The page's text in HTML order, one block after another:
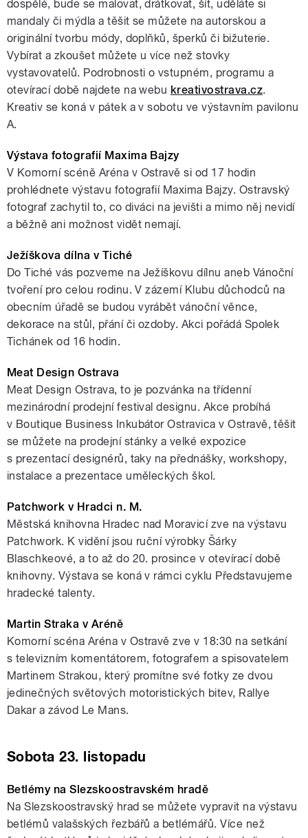
dospělé, bude se malovat, drátkovat, šít, uděláte si
mandaly či mýdla a těšit se můžete na autorskou a
originální tvorbu módy, doplňků, šperků či bižuterie.
Vybírat a zkoušet můžete u více než stovky
vystavovatelů. Podrobnosti o vstupném, programu a
otevírací době najdete na webu kreativostrava.cz.
Kreativ se koná v pátek a v sobotu ve výstavním pavilonu
A.
Výstava fotografií Maxima Bajzy
V Komorní scéně Aréna v Ostravě si od 17 hodin
prohlédnete výstavu fotografií Maxima Bajzy. Ostravský
fotograf zachytil to, co diváci na jevišti a mimo něj nevidí
a běžně ani možnost vidět nemají.
Ježíškova dílna v Tiché
Do Tiché vás pozveme na Ježíškovu dílnu aneb Vánoční
tvoření pro celou rodinu. V zázemí Klubu důchodců na
obecním úřadě se budou vyrábět vánoční věnce,
dekorace na stůl, přání či ozdoby. Akci pořádá Spolek
Tichánek od 16 hodin.
Meat Design Ostrava
Meat Design Ostrava, to je pozvánka na třídenní
mezinárodní prodejní festival designu. Akce probíhá
v Boutique Business Inkubátor Ostravica v Ostravě, těšit
se můžete na prodejní stánky a velké expozice
s prezentací designérů, taky na přednášky, workshopy,
instalace a prezentace uměleckých škol.
Patchwork v Hradci n. M.
Městská knihovna Hradec nad Moravicí zve na výstavu
Patchwork. K vidění jsou ruční výrobky Šárky
Blaschkeové, a to až do 20. prosince v otevírací době
knihovny. Výstava se koná v rámci cyklu Představujeme
hradecké talenty.
Martin Straka v Aréně
Komorní scéna Aréna v Ostravě zve v 18:30 na setkání
s televizním komentátorem, fotografem a spisovatelem
Martinem Strakou, který promítne své fotky ze dvou
jedinečných světových motoristických bitev, Rallye
Dakar a závod Le Mans.
Sobota 23. listopadu
Betlémy na Slezskoostravském hradě
Na Slezskoostravský hrad se můžete vypravit na výstavu
betlémů valašských řezbářů a betlémářů. Více než